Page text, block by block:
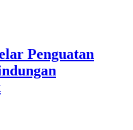
Penguatan